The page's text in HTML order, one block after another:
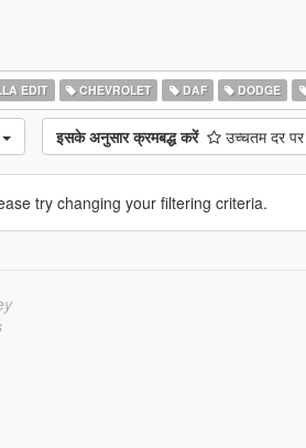
EDIT CHEVROLET DAF DODGE
इसके अनुसार क्रमबद्ध करें उच्चतम दर पर
try changing your filtering criteria.